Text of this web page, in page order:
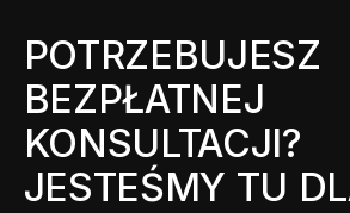
POTRZEBUJESZ
BEZPŁATNEJ
KONSULTACJI?
JESTEŚMY TU